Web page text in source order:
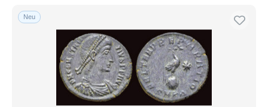
Nur ermäßigt
Kostenloser Versand
Zahlungsmethoden
PayPal
Banküberweisung
Visa
Neu